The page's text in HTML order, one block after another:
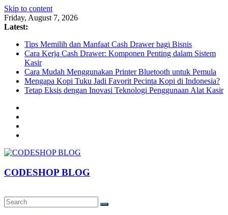
Skip to content
Friday, August 7, 2026
Latest:
Tips Memilih dan Manfaat Cash Drawer bagi Bisnis
Cara Kerja Cash Drawer: Komponen Penting dalam Sistem
Kasir
Cara Mudah Menggunakan Printer Bluetooth untuk Pemula
Mengapa Kopi Tuku Jadi Favorit Pecinta Kopi di Indonesia?
Tetap Eksis dengan Inovasi Teknologi Penggunaan Alat Kasir
CODESHOP BLOG